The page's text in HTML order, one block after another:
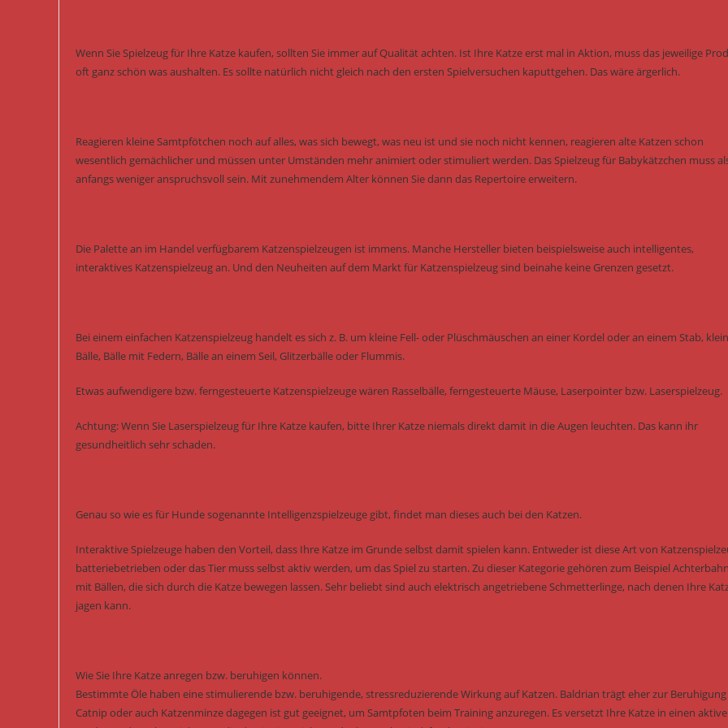
Wenn Sie Spielzeug für Ihre Katze kaufen, sollten Sie immer auf Qualität achten. Ist Ihre Katze erst mal in Aktion, muss das jeweilige
oft ganz schön was aushalten. Es sollte natürlich nicht gleich nach den ersten Spielversuchen kaputtgehen. Das wäre ärgerlich.
Reagieren kleine Samtpfötchen noch auf alles, was sich bewegt, was neu ist und sie noch nicht kennen, reagieren alte Katzen schon
wesentlich gemächlicher und müssen unter Umständen mehr animiert oder stimuliert werden. Das Spielzeug für Babykätzchen muss
anfangs weniger anspruchsvoll sein. Mit zunehmendem Alter können Sie dann das Repertoire erweitern.
Die Palette an im Handel verfügbarem Katzenspielzeugen ist immens. Manche Hersteller bieten beispielsweise auch intelligentes,
interaktives Katzenspielzeug an. Und den Neuheiten auf dem Markt für Katzenspielzeug sind beinahe keine Grenzen gesetzt.
Bei einem einfachen Katzenspielzeug handelt es sich z. B. um kleine Fell- oder Plüschmäuschen an einer Kordel oder an einem Stab,
Bälle, Bälle mit Federn, Bälle an einem Seil, Glitzerbälle oder Flummis.
Etwas aufwendigere bzw. ferngesteuerte Katzenspielzeuge wären Rasselbälle, ferngesteuerte Mäuse, Laserpointer bzw. Laserspielzeug.
Achtung: Wenn Sie Laserspielzeug für Ihre Katze kaufen, bitte Ihrer Katze niemals direkt damit in die Augen leuchten. Das kann ihr
gesundheitlich sehr schaden.
Genau so wie es für Hunde sogenannte Intelligenzspielzeuge gibt, findet man dieses auch bei den Katzen.
Interaktive Spielzeuge haben den Vorteil, dass Ihre Katze im Grunde selbst damit spielen kann. Entweder ist diese Art von
batteriebetrieben oder das Tier muss selbst aktiv werden, um das Spiel zu starten. Zu dieser Kategorie gehören zum Beispiel
mit Bällen, die sich durch die Katze bewegen lassen. Sehr beliebt sind auch elektrisch angetriebene Schmetterlinge, nach denen Ihre
jagen kann.
Wie Sie Ihre Katze anregen bzw. beruhigen können.
Bestimmte Öle haben eine stimulierende bzw. beruhigende, stressreduzierende Wirkung auf Katzen. Baldrian trägt eher zur
Catnip oder auch Katzenminze dagegen ist gut geeignet, um Samtpfoten beim Training anzuregen. Es versetzt Ihre Katze in einen